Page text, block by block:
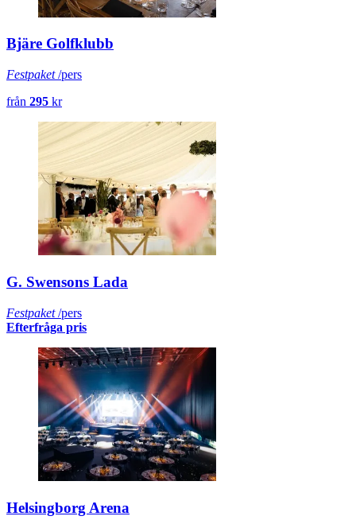
Bjäre Golfklubb
Festpaket/pers
från 295 kr
G. Swensons Lada
Festpaket/pers
Efterfråga pris
Helsingborg Arena